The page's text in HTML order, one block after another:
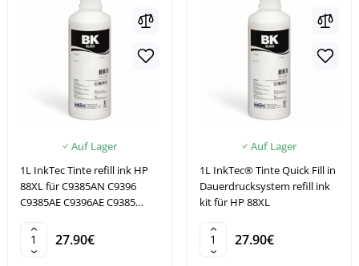
Auf Lager
1L InkTec Tinte refill ink HP
88XL für C9385AN C9396
C9385AE C9396AE C9385
27.90€
Auf Lager
1L InkTec® Tinte Quick Fill in
Dauerdrucksystem refill ink
kit für HP 88XL
27.90€